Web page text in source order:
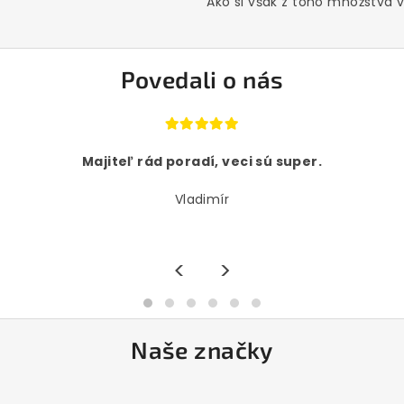
Povedali o nás
Majiteľ rád poradí, veci sú super.
Vladimír
< >
Naše značky